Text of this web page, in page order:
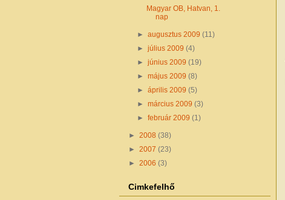
Magyar OB, Hatvan, 1.
nap
►augusztus 2009(11)
►július 2009(4)
►június 2009(19)
►május 2009(8)
►április 2009(5)
►március 2009(3)
►február 2009(1)
► 2008 (38)
► 2007 (23)
► 2006 (3)
Cimkefelhő